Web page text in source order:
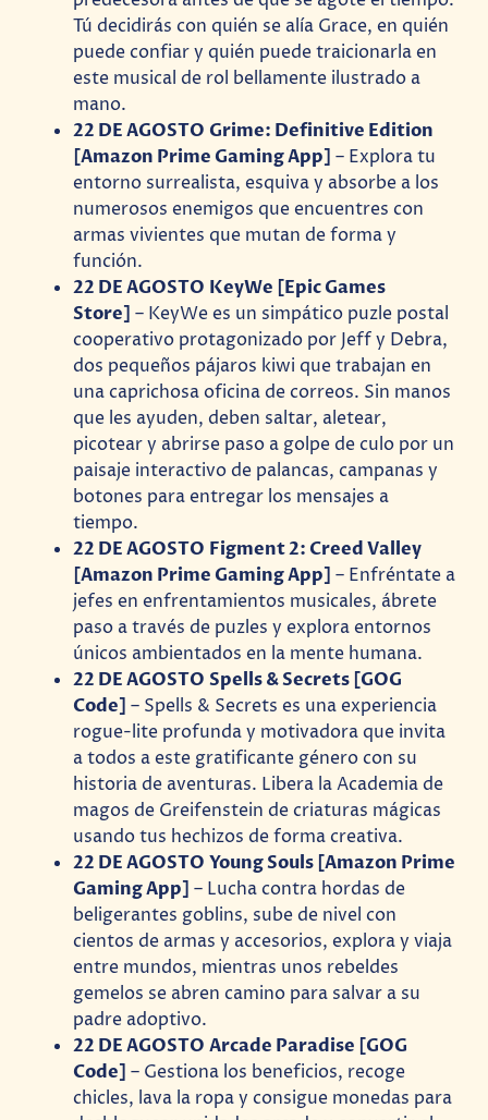
Tú decidirás con quién se alía Grace, en quién
puede confiar y quién puede traicionarla en
este musical de rol bellamente ilustrado a
mano.
22 DE AGOSTO Grime: Definitive Edition
[Amazon Prime Gaming App]– Explora tu
entorno surrealista, esquiva y absorbe a los
numerosos enemigos que encuentres con
armas vivientes que mutan de forma y
función.
22 DE AGOSTO KeyWe [Epic Games
Store]– KeyWe es un simpático puzle postal
cooperativo protagonizado por Jeff y Debra,
dos pequeños pájaros kiwi que trabajan en
una caprichosa oficina de correos. Sin manos
que les ayuden, deben saltar, aletear,
picotear y abrirse paso a golpe de culo por un
paisaje interactivo de palancas, campanas y
botones para entregar los mensajes a
tiempo.
22 DE AGOSTO Figment 2: Creed Valley
[Amazon Prime Gaming App]– Enfréntate a
jefes en enfrentamientos musicales, ábrete
paso a través de puzles y explora entornos
únicos ambientados en la mente humana.
22 DE AGOSTO Spells & Secrets [GOG
Code]– Spells & Secrets es una experiencia
rogue-lite profunda y motivadora que invita
a todos a este gratificante género con su
historia de aventuras. Libera la Academia de
magos de Greifenstein de criaturas mágicas
usando tus hechizos de forma creativa.
22 DE AGOSTO Young Souls [Amazon Prime
Gaming App]– Lucha contra hordas de
beligerantes goblins, sube de nivel con
cientos de armas y accesorios, explora y viaja
entre mundos, mientras unos rebeldes
gemelos se abren camino para salvar a su
padre adoptivo.
22 DE AGOSTO Arcade Paradise [GOG
Code]– Gestiona los beneficios, recoge
chicles, lava la ropa y consigue monedas para